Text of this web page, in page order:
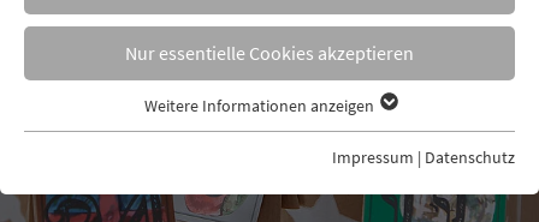
Nur essentielle Cookies akzeptieren
Essentielle Cookies werden für grundlegende Funktionen der
Webseite benötigt. Dadurch ist gewährleistet, dass die Webseite
einwandfrei funktioniert.
Weitere Informationen anzeigen
Impressum | Datenschutz